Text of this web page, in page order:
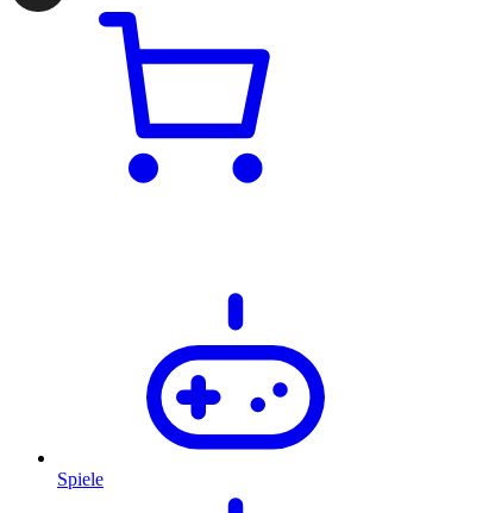
Spiele